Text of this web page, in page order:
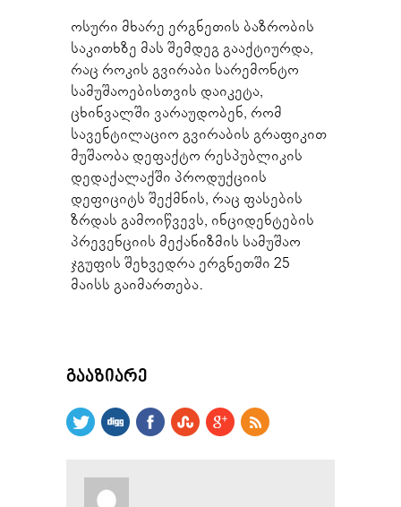
ოსური მხარე ერგნეთის ბაზრობის
საკითხზე მას შემდეგ გააქტიურდა,
რაც როკის გვირაბი სარემონტო
სამუშაოებისთვის დაიკეტა,
ცხინვალში ვარაუდობენ, რომ
სავენტილაციო გვირაბის გრაფიკით
მუშაობა დეფაქტო რესპუბლიკის
დედაქალაქში პროდუქციის
დეფიციტს შექმნის, რაც ფასების
ზრდას გამოიწვევს, ინციდენტების
პრევენციის მექანიზმის სამუშაო
ჯგუფის შეხვედრა ერგნეთში 25
მაისს გაიმართება.
ᲒᲐᲐᲖᲘᲐᲠᲔ